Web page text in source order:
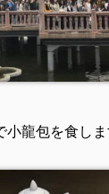
小龍包を食し